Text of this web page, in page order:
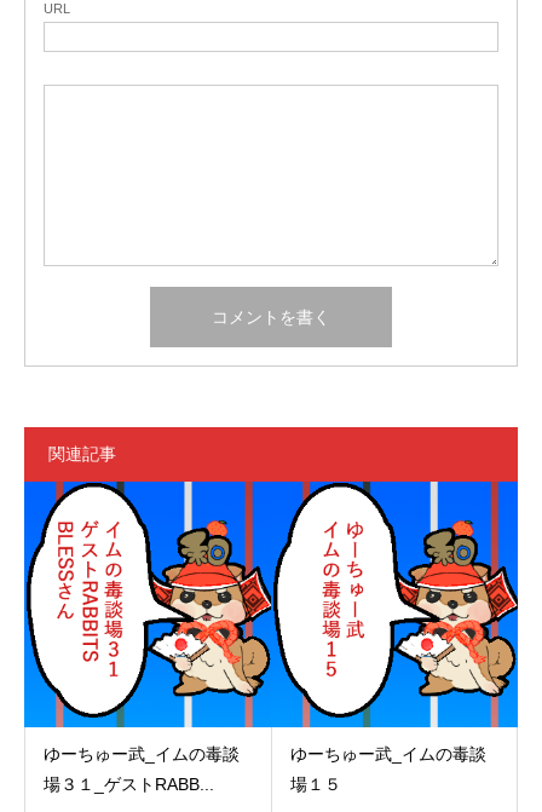
URL
関連記事
ゆーちゅー武_イムの毒談
場３１_ゲストRABB...
ゆーちゅー武_イムの毒談
場１５